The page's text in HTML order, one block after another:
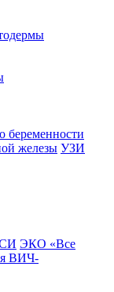
беременности
железы УЗИ
ЭКО «Все
ВИЧ-